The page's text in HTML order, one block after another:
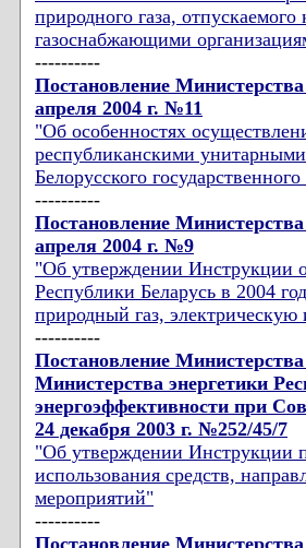
природного газа,
газоснабжающими
----------
Постановление
апреля 2004 г. №11
"Об особенностях
республиканскими
Белорусского
----------
Постановление
апреля 2004 г. №9
"Об утверждении Инструкции
Республики Беларусь в 2004
природный газ,
----------
Постановление
Министерства энергетики
энергоэффективности при
24 декабря 2003 г. №252/45/7
"Об утверждении Инструкции
использования средств,
мероприятий"
----------
Постановление